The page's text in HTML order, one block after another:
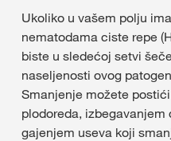
Ukoliko u vašem polju
nematodama ciste repe
biste u sledećoj setvi
naseljenosti ovog
Smanjenje možete
plodoreda,
gajenjem useva koji